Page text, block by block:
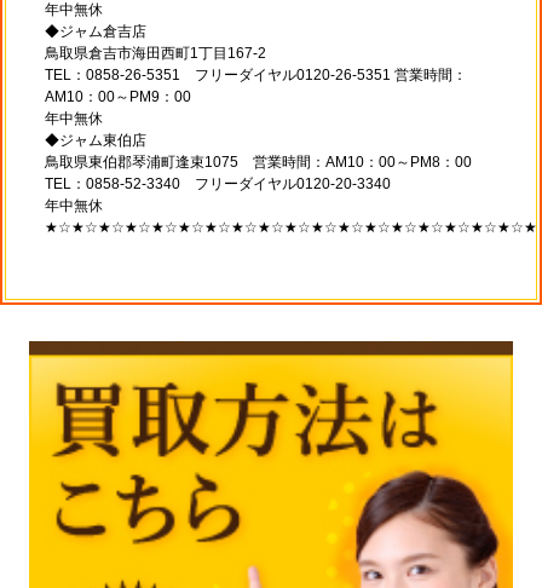
年中無休
◆ジャム倉吉店
鳥取県倉吉市海田西町1丁目167-2
TEL：0858-26-5351 フリーダイヤル0120-26-5351 営業時間：
AM10：00～PM9：00
年中無休
◆ジャム東伯店
鳥取県東伯郡琴浦町逢束1075 営業時間：AM10：00～PM8：00
TEL：0858-52-3340 フリーダイヤル0120-20-3340
年中無休
★☆★☆★☆★☆★☆★☆★☆★☆★☆★☆★☆★☆★☆★☆★☆★☆★☆★☆★